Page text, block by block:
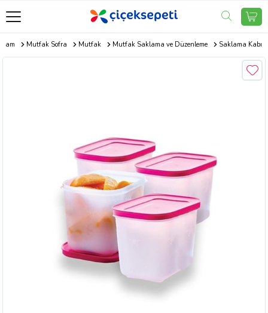
Mutfak Sofra Mutfak Mutfak Saklama ve Düzenleme Saklama Kabı